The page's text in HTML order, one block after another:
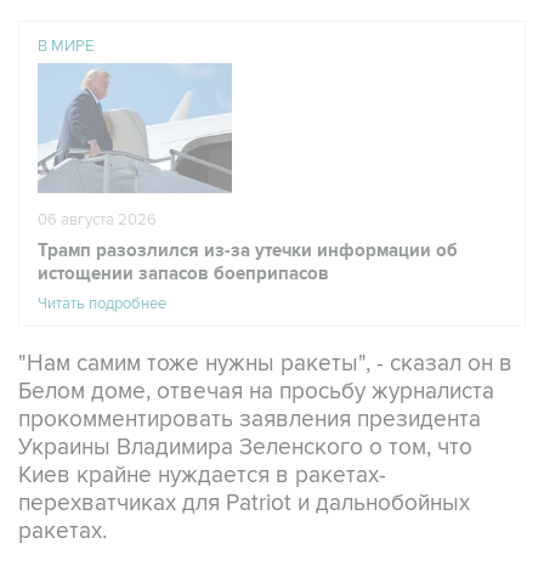
В МИРЕ
06 августа 2026
Трамп разозлился из-за утечки информации об
истощении запасов боеприпасов
Читать подробнее
"Нам самим тоже нужны ракеты", - сказал он в
Белом доме, отвечая на просьбу журналиста
прокомментировать заявления президента
Украины Владимира Зеленского о том, что
Киев крайне нуждается в ракетах-
перехватчиках для Patriot и дальнобойных
ракетах.